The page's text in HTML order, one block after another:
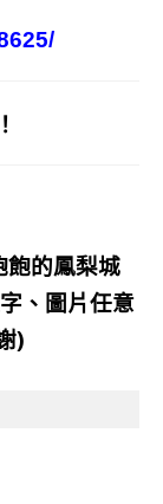
飽的鳳梨城
、圖片任意
)